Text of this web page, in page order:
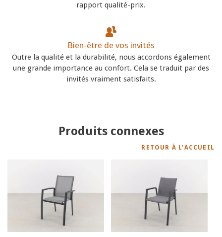
rapport qualité-prix.
Bien-être de vos invités
Outre la qualité et la durabilité, nous accordons également
une grande importance au confort. Cela se traduit par des
invités vraiment satisfaits.
Produits connexes
RETOUR À L'ACCUEIL